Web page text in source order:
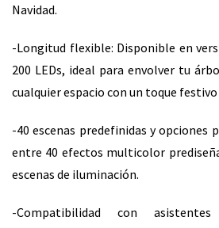
Navidad.
-Longitud flexible: Disponible en
200 LEDs, ideal para envolver tu
cualquier espacio con un toque
-40 escenas predefinidas y opciones
entre 40 efectos multicolor
escenas de iluminación.
-Compatibilidad con